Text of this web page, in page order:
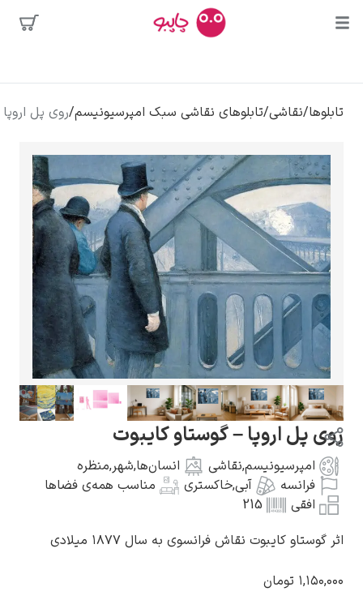
محبوب‌ترین
هنرمندان
کلود مونه
ونسان ون گوگ
گوستاو کلیمت
ادوارد مونک
تابلوهای نقاشی سبک امپرسیونیسم/روی پل اروپا – گوستاو کایبوت
– گوستاو کایبوت
,نقاشی انسان‌ها,شهر,منظره
آبی, خاکستری
مناسب همه‌ی فضاها
215
نقاش فرانسوی به سال ۱۸۷۷ میلادی